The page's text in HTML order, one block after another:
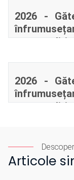
2026 -
port
2026 -
port
Articole